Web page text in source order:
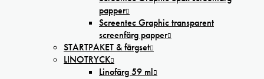
papper
Screentec Graphic transparent
screenfärg papper
STARTPAKET & färgset
LINOTRYCK
Linofärg 59 ml